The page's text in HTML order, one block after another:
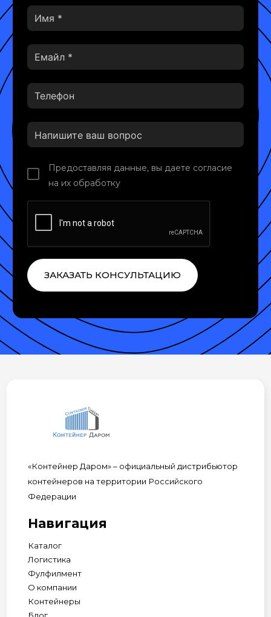
Предоставляя данные, вы даете согласие
на их обработку
ЗАКАЗАТЬ КОНСУЛЬТАЦИЮ
«Контейнер Даром» – официальный дистрибьютор
контейнеров на территории Российского
Федерации
Навигация
Каталог
Логистика
Фулфилмент
О компании
Контейнеры